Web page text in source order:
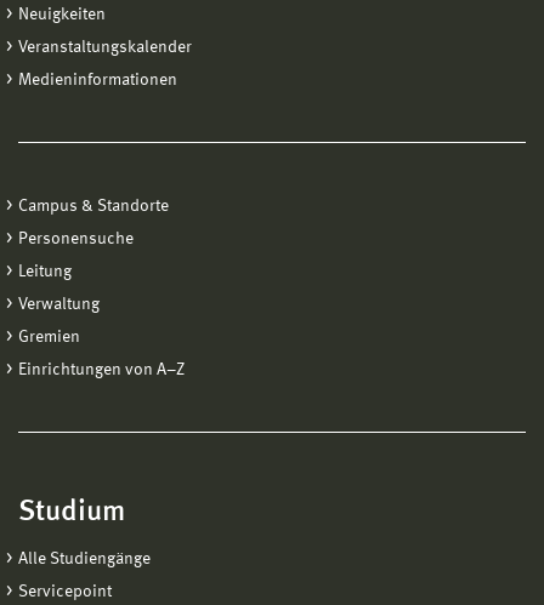
Neuigkeiten
Veranstaltungskalender
Medieninformationen
Campus & Standorte
Personensuche
Leitung
Verwaltung
Gremien
Einrichtungen von A−Z
Studium
Alle Studiengänge
Servicepoint